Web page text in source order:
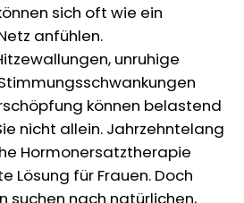
sich oft wie ein
anfühlen.
unruhige
können belastend
nicht allein. Jahrzehntelang
Hormonersatztherapie
Lösung für Frauen. Doch
suchen nach natürlichen,